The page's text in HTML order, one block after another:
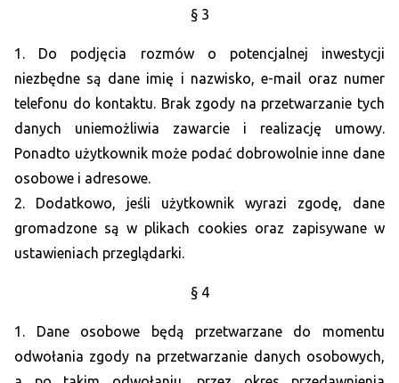
§ 3
1. Do podjęcia rozmów o potencjalnej inwestycji
niezbędne są dane imię i nazwisko, e-mail oraz numer
telefonu do kontaktu. Brak zgody na przetwarzanie tych
danych uniemożliwia zawarcie i realizację umowy.
Ponadto użytkownik może podać dobrowolnie inne dane
osobowe i adresowe.
2. Dodatkowo, jeśli użytkownik wyrazi zgodę, dane
gromadzone są w plikach cookies oraz zapisywane w
ustawieniach przeglądarki.
§ 4
1. Dane osobowe będą przetwarzane do momentu
odwołania zgody na przetwarzanie danych osobowych,